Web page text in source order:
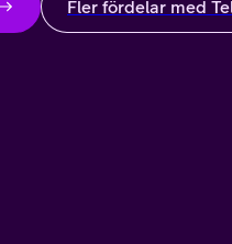
Fler fördelar med